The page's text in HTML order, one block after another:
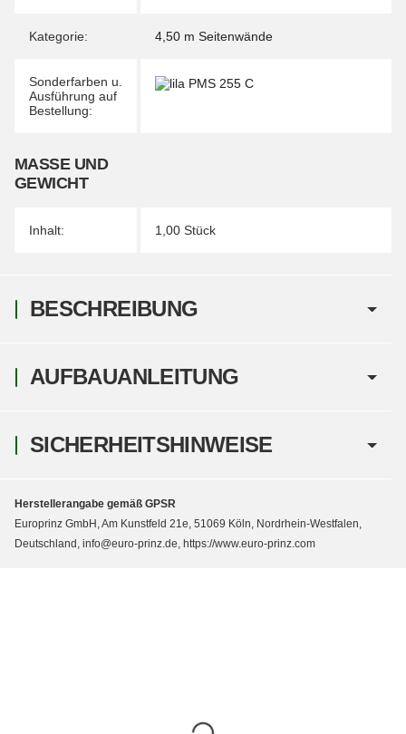
Kategorie: 4,50 m Seitenwände
Sonderfarben u.
Ausführung auf
Bestellung:
MASSE UND G
EWICHT
Inhalt: 1,00 Stück
BESCHREIBUNG
AUFBAUANLEITUNG
SICHERHEITSHINWEISE
Herstellerangabe gemäß GPSR
Europrinz GmbH, Am Kunstfeld 21e, 51069 Köln, Nordrhein-Westfalen,
Deutschland, info@euro-prinz.de, https://www.euro-prinz.com